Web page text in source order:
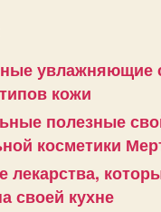
увлажняющие
кожи
полезные
косметики
лекарства,
своей кухне